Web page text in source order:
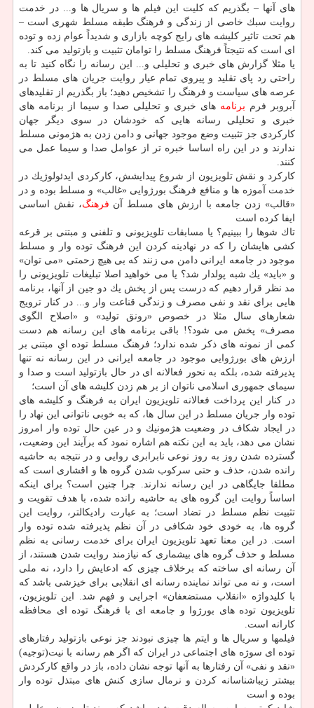
های آنها – بگذریم كه كلیت این فیلم ها و سریال ها و... در خدمت
روایت سبك خاصی از زندگی و فرهنگ طبقه مسلط شهری است –
هم تحت تاثیر كلیشه های رایج كوچه بازاری و شدیداً عوام زده و توده
ای است كه نتیجتاً فرهنگ مسلط را توامان تثبیت و بازتولید می كند.
یا مثلا گزارش های خبری و تحلیلی و... این رسانه را نگاه كنید تا به
راحتی رد پای تقلید و پیروی تمام عیار روایت جریان های مسلط در
عرصه های سیاست و فرهنگ را تشخیص دهید؛ باز بگذریم از تقلیدهای
آبروبر فرم برنامه های خبری و تحلیلی صدا و سیما از برنامه های
خبری و تحلیلی رسانه هایی كه خودشان در سوی دیگر جهان
كاركردی جز تثبیت وضع موجود جهانی و دامن زدن به هژمونی مسلط
ندارند و در این راه اساسا خبره تر از عوامل صدا و سیما عمل می
كنند.
كاركرد و نقش تلویزیون از شروع پیدایشش، كاركردی ایدئولوژیك در
خدمت آموزه ها و منافع فرهنگ بورژوایی «غالب» و مسلط بوده و در
«قالب» زدن جامعه با ارزش های مسلط آن فرهنگ، نقش اساسی
ایفا كرده است
تاك شوها را ببینیم؟ یا مسابقات تلویزیونی و تلفنی و مبتنی بر قرعه
كشی هایشان را كه در نهادینه كردن این فرهنگ توده وار و مسلط
موجود در جامعه ایرانی دامن می زنند كه بی هیچ زحمتی «می توان»
و «باید» یك شبه پولدار شد؟ یا می خواهید اصلا تبلیغات تلویزیونی را
مد نظر قرار دهیم كه درست پس از پخش یك دو جین از آنها، برنامه
هایی برای نقد و نفی مصرف و زندگی قناعت وار و... در كنار ترویج
شعارهای سال مثلا در خصوص «رونق تولید» و «اصلاح الگوی
مصرف» پخش می شود؟! باقی برنامه های این رسانه هم دست
كمی از نمونه های ذكر شده ندارد؛ فرهنگ مسلط توده ایِ مبتنی بر
ارزش های بورژوایی موجود در جامعه ایرانی در این رسانه نه تنها
پذیرفته شده، بلكه به نحور فعالانه ای در حال بازتولید است و صدا و
سیمای جمهوری اسلامی ناتوان از بر هم زدن كلیشه های آن است؛
در كنار این پرداخت فعالانه تلویزیون ایران به فرهنگ و كلیشه های
توده وار جریان مسلط در این سال ها، كه به خوبی ناتوانی این نهاد را
در ایجاد شكاف در وضعیت هژمونیك و در عین حال توده وار امروز
نشان می دهد، باید به این نكته هم اشاره نمود كه برآیند این وضعیت،
گسترده شدن روز به روز نوعی نابرابری روایی و در نتیجه به حاشیه
رانده شدن، حذف و حتی سركوب شدن گروه ها و اقشاری است كه
مطلقا جایگاهی در این رسانه ندارند. چرا چنین است؟ برای اینكه
اساساً روایت این گروه های به حاشیه رانده شده، با هدف تقویت و
تثبیت نظم مسلط در تضاد است؛ به عبارت رادیكالتر، روایت این
گروه ها، به خودی خود شكافی در آن نظم پذیرفته شده توده وار
است. در این معنا تعهد تلویزیون ایران برای خدمت رسانی به نظم
مسلط و حذف گروه های بیشماری كه نیازمند روایت شدن هستند، از
آن رسانه ای ساخته كه برخلاف چیزی كه ادعایش را دارد، نه ملی
است، و نه می تواند نماینده رسانه ای انقلابی برای خیزشی باشد كه
با كلیدواژه «انقلاب مستضعفان» اجرایی و فهم شد. این تلویزیون،
تلویزیون توده های بورژوا و جامعه ای با فرهنگ توده ای محافظه
كارانه است.
فیلمها و سریال ها و ایتم ها چیزی نبودند جز نوعی بازتولید رفتارهای
توده ای سوژه های اجتماعی در ایران كه اگر هم رسانه با نیت(توجیه)
«نقد و نفی» آن رفتارها به آنها توجه نشان داده، باز در واقع كاركردش
بیشتر زیباشناسانه كردن و نرمال سازی كنش های مبتذل توده وار
بوده و است